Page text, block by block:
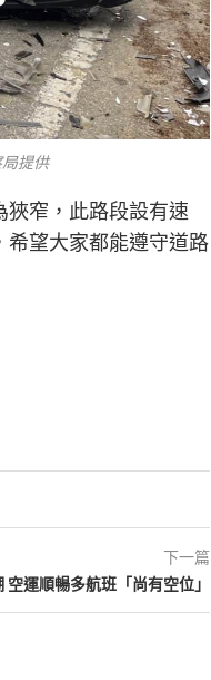
提供
窄，此路段設有速
望大家都能遵守道路
下一篇
運順暢多航班「尚有空位」